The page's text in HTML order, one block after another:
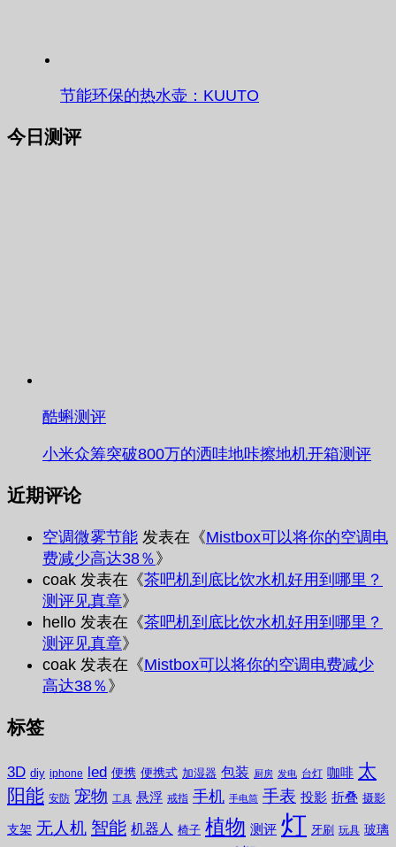
节能环保的热水壶：KUUTO
今日测评
酷蝌测评
小米众筹突破800万的洒哇地咔擦地机开箱测评
近期评论
空调微雾节能 发表在《Mistbox可以将你的空调电
费减少高达38％》
coak 发表在《茶吧机到底比饮水机好用到哪里？
测评见真章》
hello 发表在《茶吧机到底比饮水机好用到哪里？
测评见真章》
coak 发表在《Mistbox可以将你的空调电费减少
高达38％》
标签
3D diy iphone led 便携 便携式 加湿器 包装 厨房 发电 台灯 咖啡 太
阳能 安防 宠物 工具 悬浮 戒指 手机 手电筒 手表 投影 折叠 摄影
支架 无人机 智能 机器人 椅子 植物 测评 灯 牙刷 玩具 玻璃